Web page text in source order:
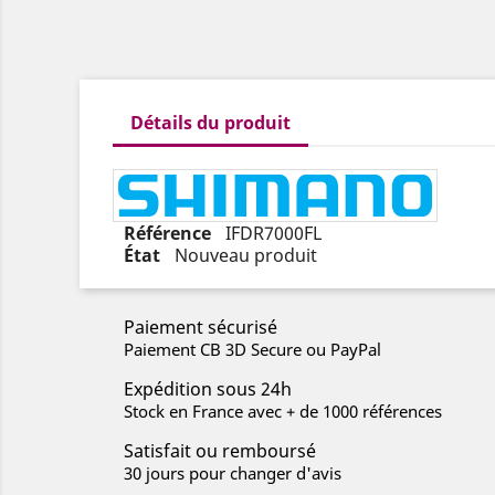
Détails du produit
Référence IFDR7000FL
État
Nouveau produit
Paiement sécurisé
Paiement CB 3D Secure ou PayPal
Expédition sous 24h
Stock en France avec + de 1000 références
Satisfait ou remboursé
30 jours pour changer d'avis